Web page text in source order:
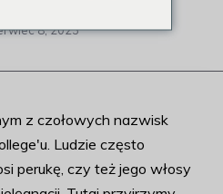
8, 2023
z czołowych nazwisk
Ludzie często
perukę, czy też jego włosy